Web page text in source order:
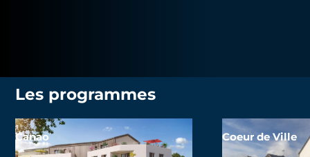
Les programmes
Canao Coeur de Ville